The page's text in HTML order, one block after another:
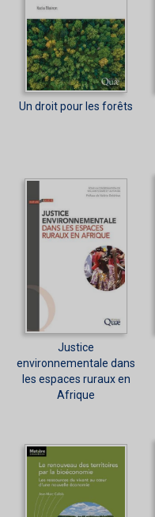
Un droit pour les forêts
Justice
environnementale dans
les espaces ruraux en
Afrique